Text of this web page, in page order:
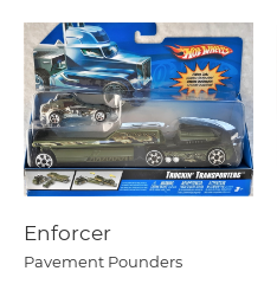
Enforcer
Pavement Pounders